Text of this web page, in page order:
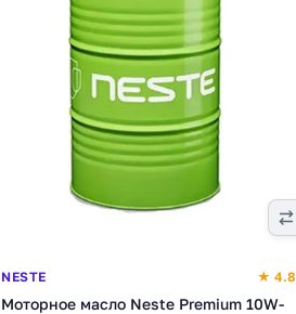
NESTE ★ 4.8
Моторное масло Neste Premium 10W-